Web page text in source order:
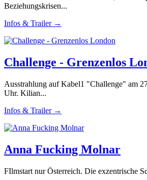
Beziehungskrisen...
Infos & Trailer →
Challenge - Grenzenlos
Ausstrahlung auf Kabel1 "Challenge" am
Uhr. Kilian...
Infos & Trailer →
Anna Fucking Molnar
FIlmstart nur Österreich. Die exzentrische